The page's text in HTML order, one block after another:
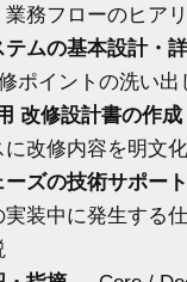
業務フローのヒア
テムの基本設計・
ポイントの洗い出
改修設計書の作成
改修内容を明文化
ーズの技術サポー
実装中に発生する